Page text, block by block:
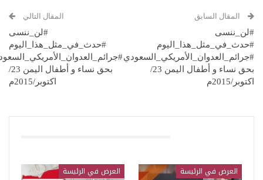
المقال السابق
#لن_ننسى
#حدث_في_مثل_هذا_اليوم
#جرائم_العدوان_الأمريكي_السعودي
بحق نساء و أطفال اليمن 23/
اكتوبر/2015م
المقال التالي
#لن_ننسى
#حدث_في_مثل_هذا_اليوم
بحق نساء و أطفال اليمن 23/
اكتوبر/2015م
العرض في الرئيسة العرض في الرئيسة